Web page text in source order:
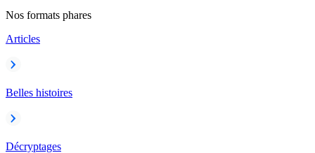
Nos formats phares
Articles
Belles histoires
Décryptages